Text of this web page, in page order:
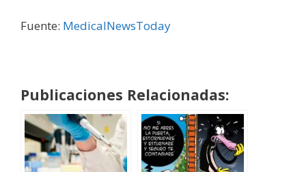
Fuente: MedicalNewsToday
Publicaciones Relacionadas: